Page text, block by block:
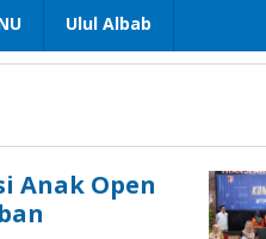
Ulul Albab
Anak Open